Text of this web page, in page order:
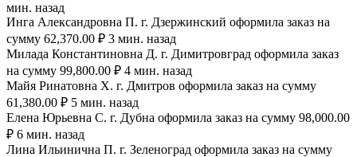
мин. назад
Инга Александровна П. г. Дзержинский оформила заказ на
сумму 62,370.00 ₽ 3 мин. назад
Милада Константиновна Д. г. Димитровград оформила заказ
на сумму 99,800.00 ₽ 4 мин. назад
Майя Ринатовна Х. г. Дмитров оформила заказ на сумму
61,380.00 ₽ 5 мин. назад
Елена Юрьевна С. г. Дубна оформила заказ на сумму 98,000.00
₽ 6 мин. назад
Лина Ильинична П. г. Зеленоград оформила заказ на сумму